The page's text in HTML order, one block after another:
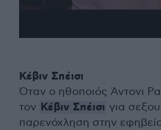
Κέβιν Σπέισι
Όταν ο ηθοποιός Άντονι
τον Κέβιν Σπέισι για
παρενόχληση στην